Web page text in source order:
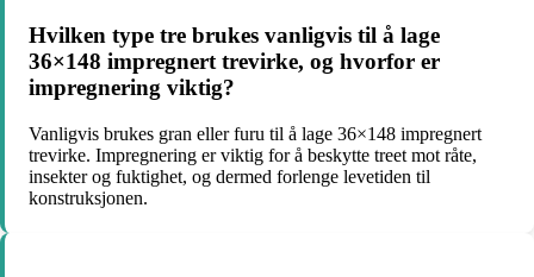
Hvilken type tre brukes vanligvis til å lage
36×148 impregnert trevirke, og hvorfor er
impregnering viktig?
Vanligvis brukes gran eller furu til å lage 36×148 impregnert
trevirke. Impregnering er viktig for å beskytte treet mot råte,
insekter og fuktighet, og dermed forlenge levetiden til
konstruksjonen.